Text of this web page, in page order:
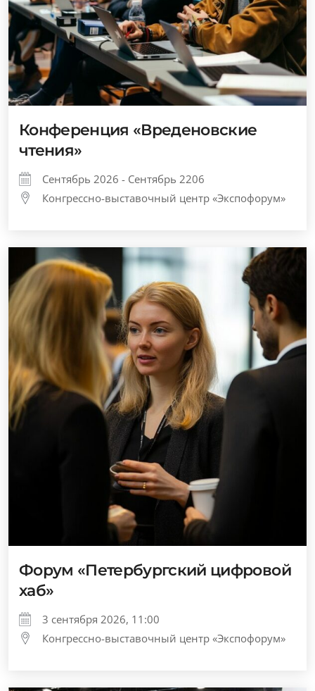
Конференция «Вреденовские
чтения»
Сентябрь 2026 - Сентябрь 2206
Конгрессно-выставочный центр «Экспофорум»
Форум «Петербургский цифровой
хаб»
3 сентября 2026, 11:00
Конгрессно-выставочный центр «Экспофорум»